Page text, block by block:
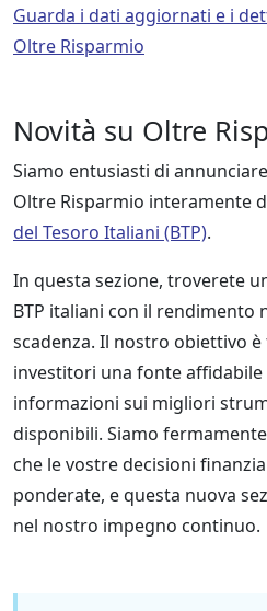
Guarda i dati aggiornati e i
Oltre Risparmio
Novità su Oltre
Siamo entusiasti di
Oltre Risparmio interamente
del Tesoro Italiani (BTP).
In questa sezione, troverete
BTP italiani con il rendimento
scadenza. Il nostro obiettivo
investitori una fonte
informazioni sui migliori
disponibili. Siamo
che le vostre decisioni
ponderate, e questa nuova
nel nostro impegno continuo.